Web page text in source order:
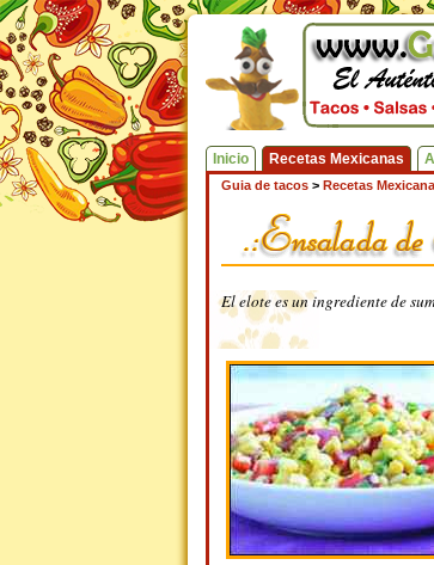
Inicio Recetas Mexicanas
Guia de tacos > Recetas
El elote es un ingrediente de